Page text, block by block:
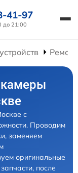
41-97
до 21:00
с
Проводим
заменяем
оригинальные
после